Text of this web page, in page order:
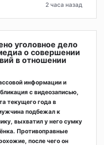
2 часа назад
уголовное дело
о совершении
в отношении
информации и
с видеозаписью,
текущего года в
подбежал к
выхватил у него сумку
Противоправные
после чего он